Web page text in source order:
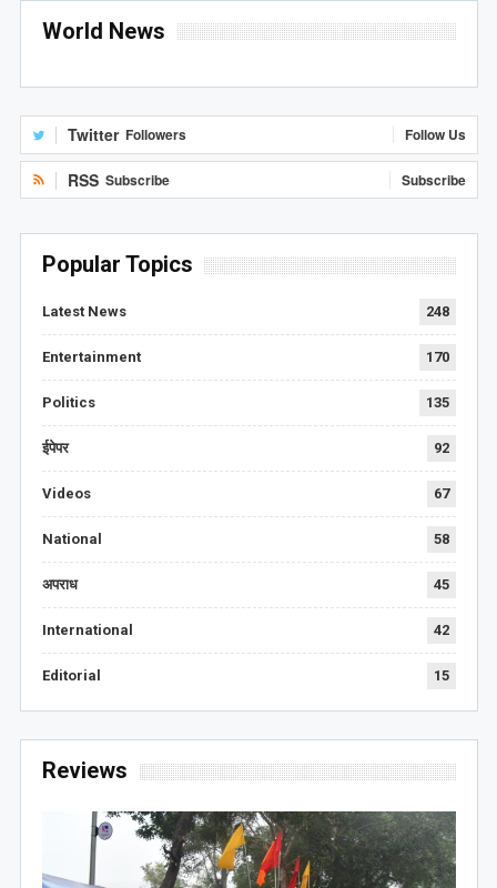
World News
Twitter Followers Follow Us
RSS Subscribe Subscribe
Popular Topics
Latest News 248
Entertainment 170
Politics 135
ईपेपर 92
Videos 67
National 58
अपराध 45
International 42
Editorial 15
Reviews